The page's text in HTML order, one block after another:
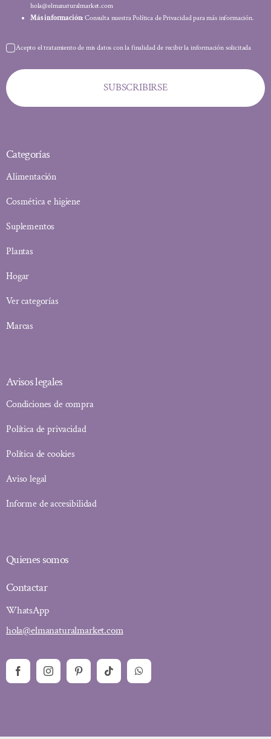
hola@elmanaturalmarket.com
Más información: Consulta nuestra Política de Privacidad para más información.
Acepto el tratamiento de mis datos con la finalidad de recibir la información solicitada
SUBSCRIBIRSE
Categorías
Alimentación
Cosmética e higiene
Suplementos
Plantas
Hogar
Ver categorías
Marcas
Avisos legales
Condiciones de compra
Política de privacidad
Política de cookies
Aviso legal
Informe de accesibilidad
Quienes somos
Contactar
WhatsApp
hola@elmanaturalmarket.com